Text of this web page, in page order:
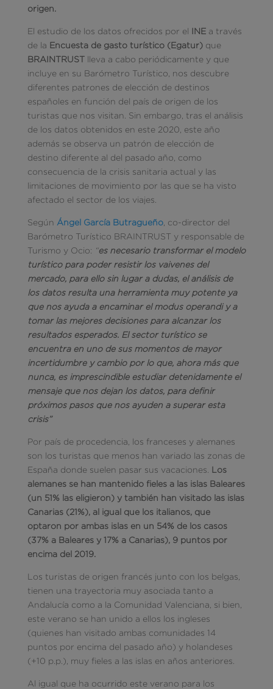
origen.
El estudio de los datos ofrecidos por el INEa través
de la Encuesta de gasto turístico (Egatur)que
BRAINTRUSTlleva a cabo periódicamente y que
incluye en su Barómetro Turístico, nos descubre
diferentes patrones de elección de destinos
españoles en función del país de origen de los
turistas que nos visitan. Sin embargo, tras el análisis
de los datos obtenidos en este 2020, este año
además se observa un patrón de elección de
destino diferente al del pasado año, como
consecuencia de la crisis sanitaria actual y las
limitaciones de movimiento por las que se ha visto
afectado el sector de los viajes.
Según Ángel García Butragueño, co-director del
Barómetro Turístico BRAINTRUST y responsable de
Turismo y Ocio: “es necesario transformar el modelo
turístico para poder resistir los vaivenes del
mercado, para ello sin lugar a dudas, el análisis de
los datos resulta una herramienta muy potente ya
que nos ayuda a encaminar el modus operandi y a
tomar las mejores decisiones para alcanzar los
resultados esperados. El sector turístico se
encuentra en uno de sus momentos de mayor
incertidumbre y cambio por lo que, ahora más que
nunca, es imprescindible estudiar detenidamente el
mensaje que nos dejan los datos, para definir
próximos pasos que nos ayuden a superar esta
crisis”
Por país de procedencia, los franceses y alemanes
son los turistas que menos han variado las zonas de
España donde suelen pasar sus vacaciones. Los
alemanes se han mantenido fieles a las islas Baleares
(un 51% las eligieron) y también han visitado las islas
Canarias (21%), al igual que los italianos, que
optaron por ambas islas en un 54% de los casos
(37% a Baleares y 17% a Canarias), 9 puntos por
encima del 2019.
Los turistas de origen francés junto con los belgas,
tienen una trayectoria muy asociada tanto a
Andalucía como a la Comunidad Valenciana, si bien,
este verano se han unido a ellos los ingleses
(quienes han visitado ambas comunidades 14
puntos por encima del pasado año) y holandeses
(+10 p.p.), muy fieles a las islas en años anteriores.
Al igual que ha ocurrido este verano para los